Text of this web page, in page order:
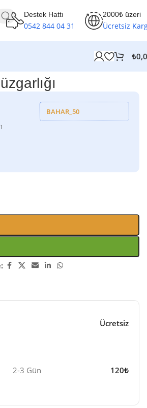
Destek Hattı
0542 844 04 31
2000₺ üzeri
Ücretsiz
₺
BAHAR_50
Ücretsiz
2-3 Gün 120₺